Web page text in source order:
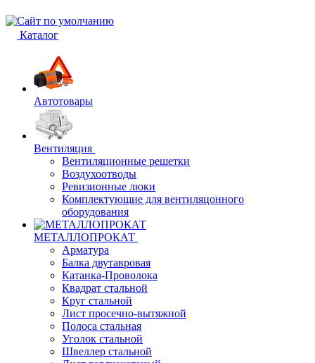
Каталог
Автотовары
Вентиляция
Вентиляционные решетки
Воздухоотводы
Ревизионные люки
Комплектующие для вентиляцонного
оборудования
МЕТАЛЛОПРОКАТ
Арматура
Балка двутавровая
Катанка-Проволока
Квадрат стальной
Круг стальной
Лист просечно-вытяжной
Полоса стальная
Уголок стальной
Швеллер стальной